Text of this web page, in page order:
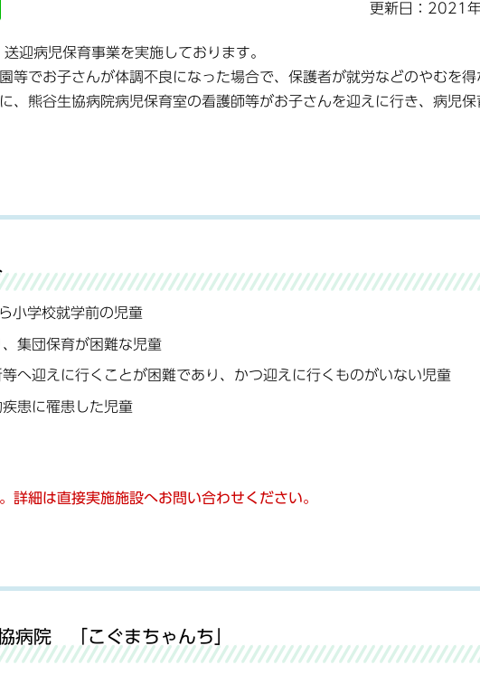
更新日：2021
迎病児保育事業を実施しております。
等でお子さんが体調不良になった場合で、保護者が就労などのやむを得
、熊谷生協病院病児保育室の看護師等がお子さんを迎えに行き、病児保
小学校就学前の児童
集団保育が困難な児童
へ迎えに行くことが困難であり、かつ迎えに行くものがいない児童
患に罹患した児童
詳細は直接実施施設へお問い合わせください。
病院 「こぐまちゃんち」